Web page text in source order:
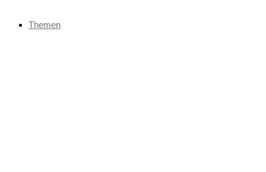
Themen